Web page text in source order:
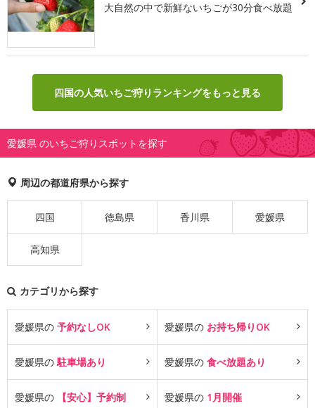
大自然の中で新鮮ないちごが30分食べ放題
四国の人気いちご狩りランキングをもっと見る
愛媛県 のいちご狩りスポットを探す
周辺の都道府県から探す
四国 徳島県 香川県 愛媛県
高知県
カテゴリから探す
愛媛県の 予約なしOK 愛媛県の お持ち帰りOK
愛媛県の 駐車場あり 愛媛県の 食べ放題あり
愛媛県の 【安心】予約制 愛媛県の 1月開催